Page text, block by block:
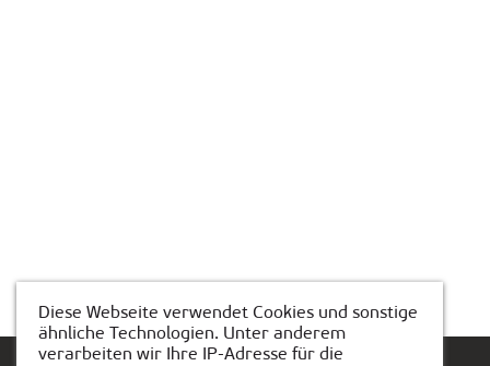
Diese Webseite verwendet Cookies und sonstige
ähnliche Technologien. Unter anderem
verarbeiten wir Ihre IP-Adresse für die